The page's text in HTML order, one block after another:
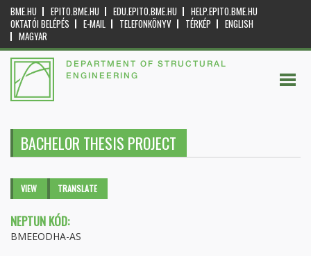
BME.HU EPITO.BME.HU EDU.EPITO.BME.HU
HELP.EPITO.BME.HU
OKTATÓI BELÉPÉS
E-MAIL TELEFONKÖNYV TÉRKÉP
ENGLISH
MAGYAR
DEPARTMENT OF STRUCTURAL
ENGINEERING
BACHELOR THESIS PROJECT
Primary tabs
VIEW (ACTIVETRANSLATE
NEPTUN KÓD:
BMEEODHA-AS